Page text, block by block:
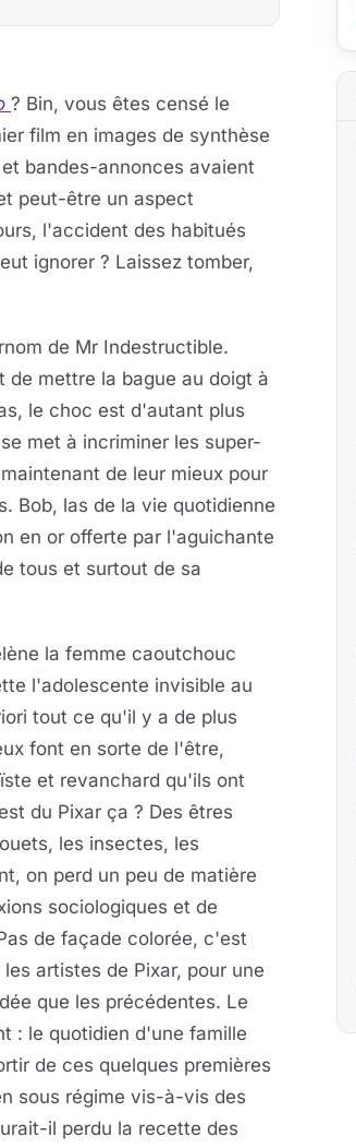
? Bin, vous êtes censé le
film en images de synthèse
bandes-annonces avaient
peut-être un aspect
l'accident des habitués
ignorer ? Laissez tomber,
de Mr Indestructible.
de mettre la bague au doigt à
le choc est d'autant plus
met à incriminer les super-
de leur mieux pour
Bob, las de la vie quotidienne
en or offerte par l'aguichante
tous et surtout de sa
la femme caoutchouc
l'adolescente invisible au
tout ce qu'il y a de plus
font en sorte de l'être,
et revanchard qu'ils ont
du Pixar ça ? Des êtres
les insectes, les
on perd un peu de matière
sociologiques et de
de façade colorée, c'est
artistes de Pixar, pour une
que les précédentes. Le
: le quotidien d'une famille
de ces quelques premières
sous régime vis-à-vis des
il perdu la recette des